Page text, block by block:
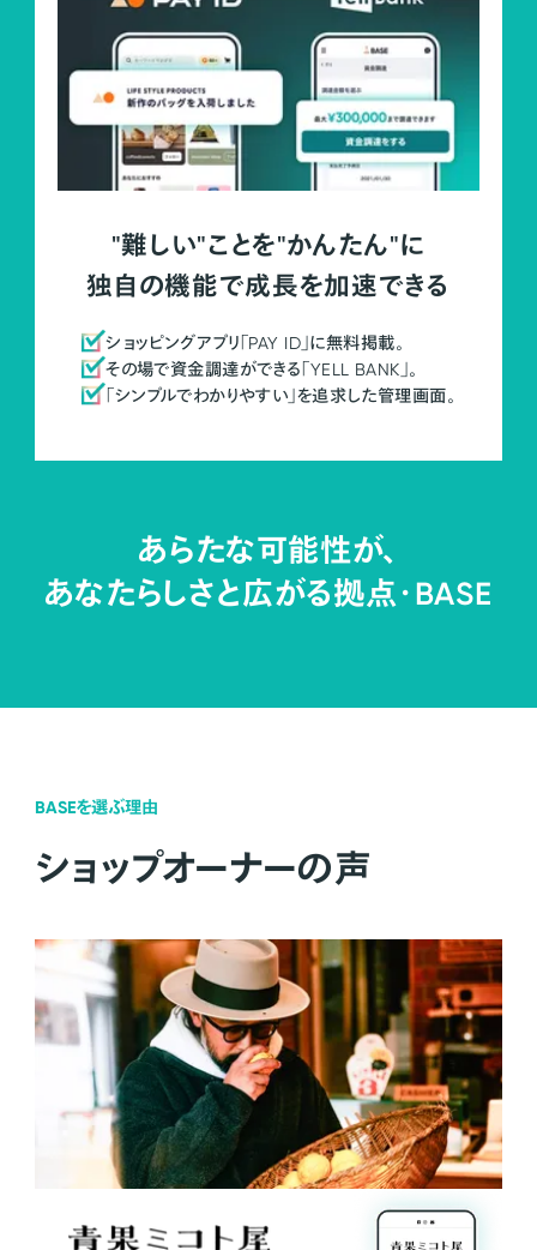
"難しい"ことを"かんたん"に
独自の機能で成長を加速できる
ショッピングアプリ「PAY ID」に無料掲載。
その場で資金調達ができる「YELL BANK」。
「シンプルでわかりやすい」を追求した管理画面。
あらたな可能性が、
あなたらしさと広がる拠点・BASE
BASEを選ぶ理由
ショップオーナーの声